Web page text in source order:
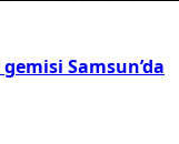
Samsun’da